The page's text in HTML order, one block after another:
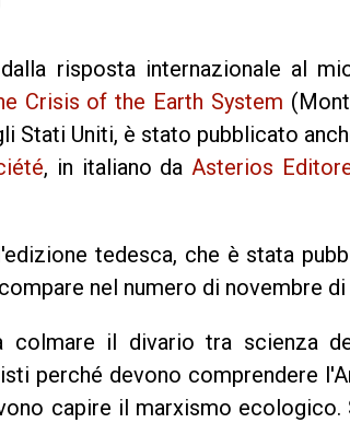
risposta internazionale al
Crisis of the Earth System
Stati Uniti, è stato pubblicato
, in italiano daAsterios
tedesca, che è stata
nel numero di novembre di
il divario tra scienza
perché devono comprendere
capire il marxismo ecologico.